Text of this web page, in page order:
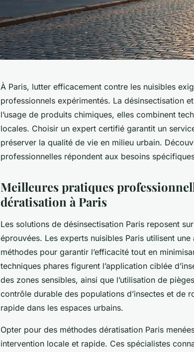
À Paris, lutter efficacement contre les nuisibles
professionnels expérimentés. La désinsectisation
l’usage de produits chimiques, elles combinent
locales. Choisir un expert certifié garantit un
préserver la qualité de vie en milieu urbain.
professionnelles répondent aux besoins
Meilleures pratiques
dératisation à Paris
Les solutions de désinsectisation Paris reposent
éprouvées. Les experts nuisibles Paris utilisent
méthodes pour garantir l’efficacité tout en
techniques phares figurent l’application ciblée
des zones sensibles, ainsi que l’utilisation de
contrôle durable des populations d’insectes et de
rapide dans les espaces urbains.
Opter pour des méthodes dératisation Paris
intervention locale et rapide. Ces spécialistes